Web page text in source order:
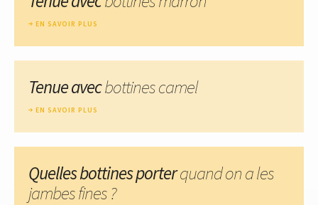
EN SAVOIR PLUS
Tenue avecbottines camel
EN SAVOIR PLUS
Quelles bottines porterquand on a les
jambes fines ?